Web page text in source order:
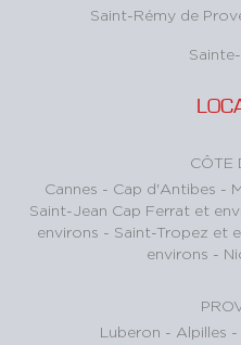
CÔTE
Cannes - Cap d'Antibes -
Saint-Jean Cap Ferrat et
environs - Saint-Tropez et
environs -
Luberon - Alpilles -
Saint-Rémy de